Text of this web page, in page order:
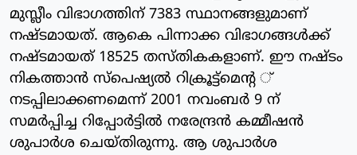
മുസ്ലീം വിഭാഗത്തിന് 7383 സ്ഥാനങ്ങളുമാണ്
നഷ്ടമായത്. ആകെ പിന്നാക്ക വിഭാഗങ്ങള്‍ക്ക്
നഷ്ടമായത് 18525 തസ്തികകളാണ്. ഈ നഷ്ടം
നികത്താന്‍ സ്‌പെഷ്യല്‍ റിക്രൂട്ട്‌മെന്റ ്
നടപ്പിലാക്കണമെന്ന് 2001 നവംബര്‍ 9 ന്
സമര്‍പ്പിച്ച റിപ്പോര്‍ട്ടില്‍ നരേന്ദ്രന്‍ കമ്മീഷന്‍
ശുപാര്‍ശ ചെയ്തിരുന്നു. ആ ശുപാര്‍ശ